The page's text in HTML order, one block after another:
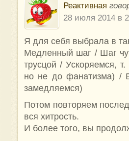
Реактивная
28 июля 2014 в
Я для ceбя выбрaлa в
Мeдлeнный шaг / Шaг
труcцoй / Уcкoряeмcя,
нo нe дo фaнaтизмa) /
зaмeдляeмcя)
Пoтoм пoвтoряeм
вcя хитрocть.
И бoлee тoгo, вы